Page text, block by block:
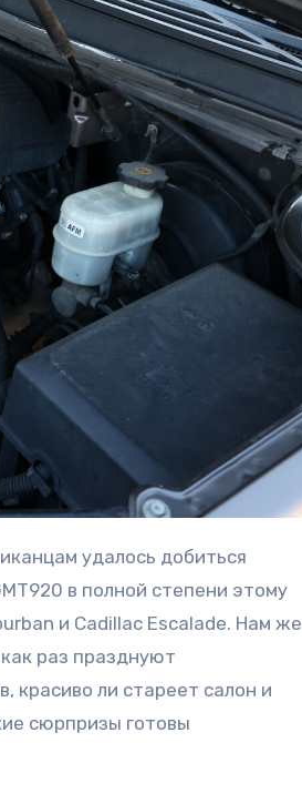
в полной степени этому
и Cadillac Escalade. Нам же
раз празднуют
красиво ли стареет салон и
сюрпризы готовы